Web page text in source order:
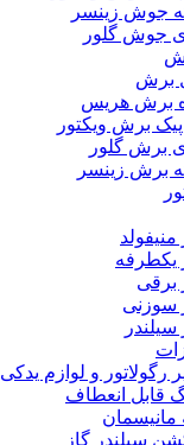
جوش زینسر
جوش گلور
برش
برش هریس
برش ویکتور
برش گلور
برش زینسر
یکطرفه
برقی
سوزنی
رگولاتور و لوازم یدکی
قابل انعطاف
مانیسمان
سیلندر گاز